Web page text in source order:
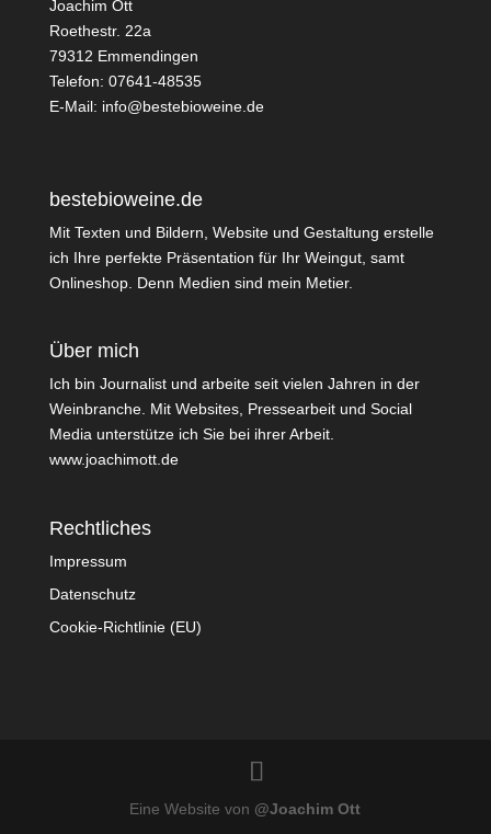
Joachim Ott
Roethestr. 22a
79312 Emmendingen
Telefon: 07641-48535
E-Mail: info@bestebioweine.de
bestebioweine.de
Mit Texten und Bildern, Website und Gestaltung erstelle
ich Ihre perfekte Präsentation für Ihr Weingut, samt
Onlineshop. Denn Medien sind mein Metier.
Über mich
Ich bin Journalist und arbeite seit vielen Jahren in der
Weinbranche. Mit Websites, Pressearbeit und Social
Media unterstütze ich Sie bei ihrer Arbeit.
www.joachimott.de
Rechtliches
Impressum
Datenschutz
Cookie-Richtlinie (EU)
Eine Website von @Joachim Ott